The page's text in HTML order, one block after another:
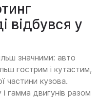
відбувся у
значними: авто
гострим і кутастим,
частини кузова.
гамма двигунів разом